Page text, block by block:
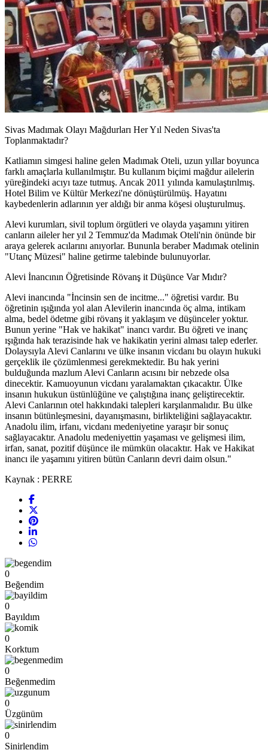
Sivas Madımak Olayı Mağdurları Her Yıl Neden Sivas'ta
Toplanmaktadır?
Katliamın simgesi haline gelen Madımak Oteli, uzun yıllar boyunca
farklı amaçlarla kullanılmıştır. Bu kullanım biçimi mağdur ailelerin
yüreğindeki acıyı taze tutmuş. Ancak 2011 yılında kamulaştırılmış.
Hotel Bilim ve Kültür Merkezi'ne dönüştürülmüş. Hayatını
kaybedenlerin adlarının yer aldığı bir anma köşesi oluşturulmuş.
Alevi kurumları, sivil toplum örgütleri ve olayda yaşamını yitiren
canların aileler her yıl 2 Temmuz'da Madımak Oteli'nin önünde bir
araya gelerek acılarını anıyorlar. Bununla beraber Madımak otelinin
"Utanç Müzesi" haline getirme talebinde bulunuyorlar.
Alevi İnancının Öğretisinde Rövanş it Düşünce Var Mıdır?
Alevi inancında "İncinsin sen de incitme..." öğretisi vardır. Bu
öğretinin ışığında yol alan Alevilerin inancında öç alma, intikam
alma, bedel ödetme gibi rövanş it yaklaşım ve düşünceler yoktur.
Bunun yerine "Hak ve hakikat" inancı vardır. Bu öğreti ve inanç
ışığında hak terazisinde hak ve hakikatin yerini alması talep ederler.
Dolaysıyla Alevi Canlarını ve ülke insanın vicdanı bu olayın hukuki
gerçeklik ile çözümlenmesi gerekmektedir. Bu hak yerini
bulduğunda mazlum Alevi Canların acısını bir nebzede olsa
dinecektir. Kamuoyunun vicdanı yaralamaktan çıkacaktır. Ülke
insanın hukukun üstünlüğüne ve çalıştığına inanç geliştirecektir.
Alevi Canlarının otel hakkındaki talepleri karşılanmalıdır. Bu ülke
insanın bütünleşmesini, dayanışmasını, birlikteliğini sağlayacaktır.
Anadolu ilim, irfanı, vicdanı medeniyetine yaraşır bir sonuç
sağlayacaktır. Anadolu medeniyettin yaşaması ve gelişmesi ilim,
irfan, sanat, pozitif düşünce ile mümkün olacaktır. Hak ve Hakikat
inancı ile yaşamını yitiren bütün Canların devri daim olsun."
Kaynak : PERRE
0
Beğendim
0
Bayıldım
0
Korktum
0
Beğenmedim
0
Üzgünüm
0
Sinirlendim